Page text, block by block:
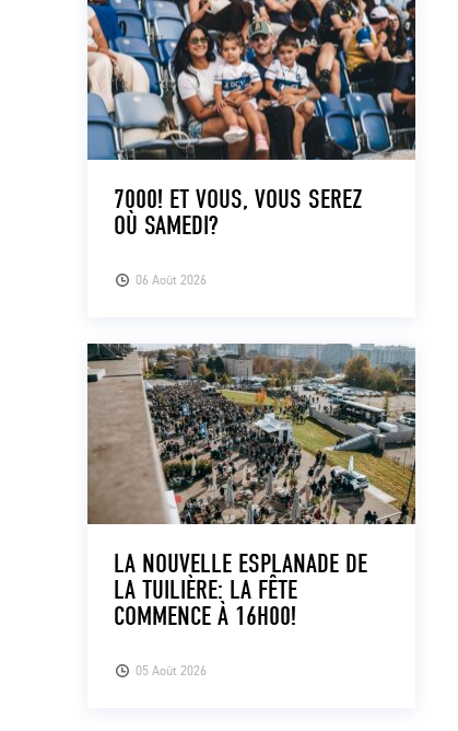
06 Août 2026
7000! ET VOUS, VOUS SEREZ
OÙ SAMEDI?
05 Août 2026
LA NOUVELLE ESPLANADE DE
LA TUILIÈRE: LA FÊTE
COMMENCE À 16H00!